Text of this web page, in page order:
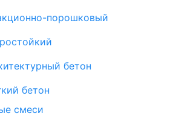
порошковый
бетон
бетон
смеси